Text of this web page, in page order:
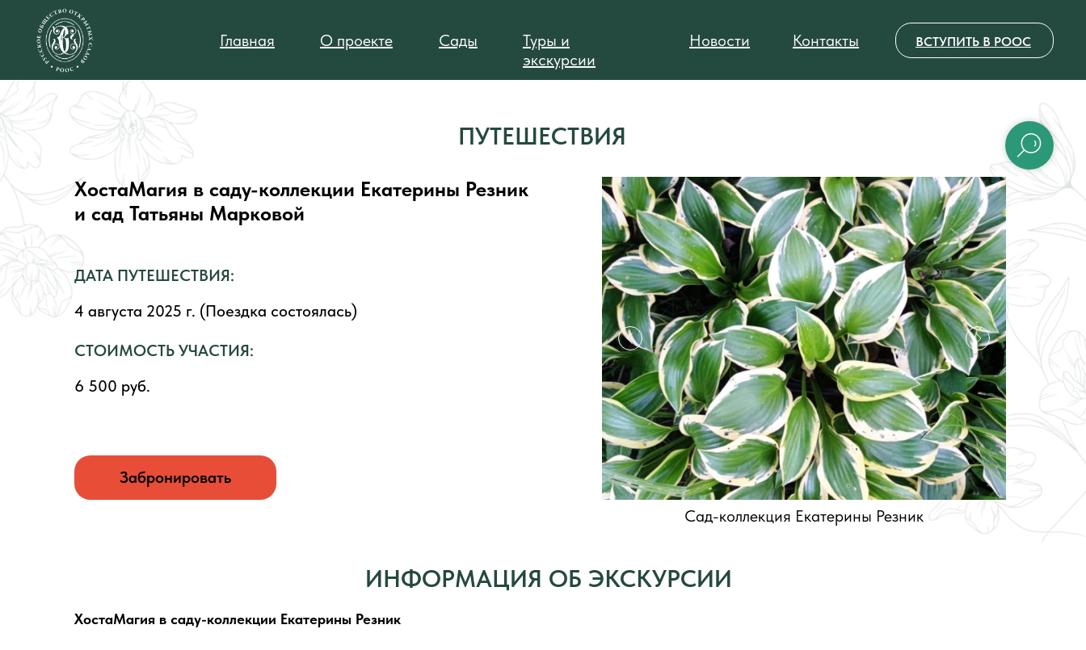
ВСТУПИТЬ В РООС
О проекте Сады Новости Контакты
Главная
Туры и
экскурсии
ХостаМагия в саду-коллекции Екатерины Резник
и сад Татьяны Марковой
ПУТЕШЕСТВИЯ
СТОИМОСТЬ УЧАСТИЯ:
ДАТА ПУТЕШЕСТВИЯ:
Забронировать
4 августа 2025 г. (Поездка состоялась)
6 500 руб.
Сад-коллекция Екатерины Резник
ХостаМагия в саду-коллекции Екатерины Резник
ИНФОРМАЦИЯ ОБ ЭКСКУРСИИ